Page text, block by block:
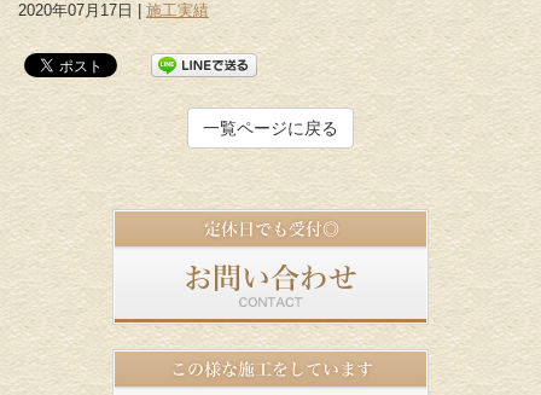
2020年07月17日 | 施工実績
一覧ページに戻る